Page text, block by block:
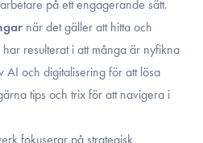
på ett engagerande sätt.
när det gäller att hitta och
resulterat i att många är nyfikna
AI och digitalisering för att lösa
tips och trix för att navigera i
fokuserar på strategisk